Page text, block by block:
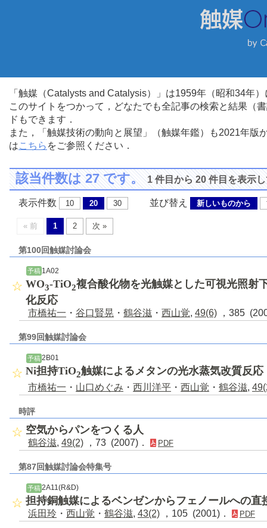
「触媒（Catalysts and Catalysis）」は1959年（昭和34年
このサイトをつかって，どなたでも全記事の検索と結果（
ドもできます．
また，「触媒技術の動向と展望」（触媒年鑑）も2021年
はこちら をご参照ください．
該当件数は 27 です。1 件目から 20 件目を表示
表示件数 10 20 30 並び替え 新しいものから
« 前 1 2 次 »
第100回触媒討論会
予稿 1A02
WO3-TiO2複合酸化物を光触媒とした可視光照射
化反応
市橋祐一 ・ 谷口賢晃 ・ 鶴谷滋 ・ 西山覚, 49(6) ，385
第99回触媒討論会
予稿 2B01
Ni担持TiO2触媒によるメタンの光水蒸気改質反応
市橋祐一 ・ 山口めぐみ ・ 西川洋平 ・ 西山覚 ・ 鶴谷滋,
時評
空気からパンをつくる人
鶴谷滋, 49(2) ，73 (2007)． PDF
第87回触媒討論会特集号
予稿 2A11(R&D)
担持銅触媒によるベンゼンからフェノールへの直
浜田玲 ・ 西山覚 ・ 鶴谷滋, 43(2) ，105 (2001)． PDF